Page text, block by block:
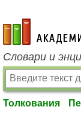
academic.ru
Словари и
Толкования